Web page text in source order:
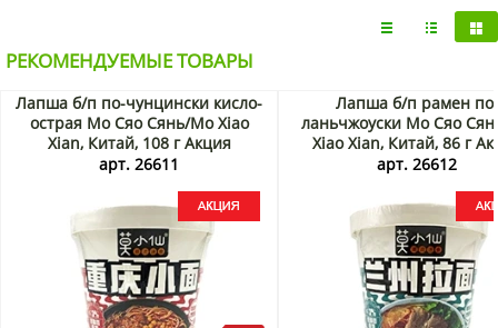
РЕКОМЕНДУЕМЫЕ ТОВАРЫ
Лапша б/п по-чунцински кисло-
острая Мо Сяо Сянь/Mo Xiao
Xian, Китай, 108 г Акция
арт. 26611
Лапша б/п рамен по-
ланьчжоуски Мо Сяо
Xiao Xian, Китай, 86 г
арт. 26612